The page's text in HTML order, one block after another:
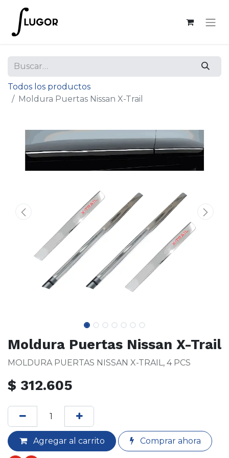
Todos los productos
Moldura Puertas Nissan X-Trail
Moldura Puertas Nissan X-Trail
MOLDURA PUERTAS NISSAN X-TRAIL, 4 PCS
$ 312.605
Agregar al carrito Comprar ahora